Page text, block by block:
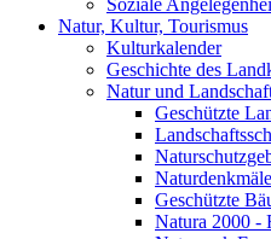
Soziale
Natur, Kultur, Tourismus
Kulturkalender
Geschichte des
Natur und
Geschützte
Geschützte
Natura 2000 -